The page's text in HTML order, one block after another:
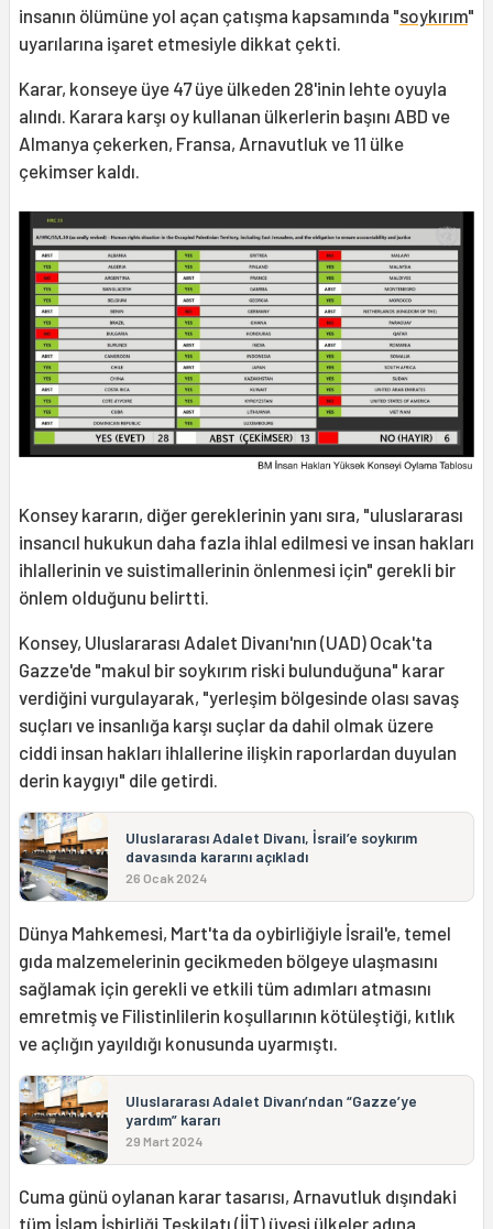
insanın ölümüne yol açan çatışma kapsamında "soykırım"
uyarılarına işaret etmesiyle dikkat çekti.
Karar, konseye üye 47 üye ülkeden 28'inin lehte oyuyla
alındı. Karara karşı oy kullanan ülkerlerin başını ABD ve
Almanya çekerken, Fransa, Arnavutluk ve 11 ülke
çekimser kaldı.
Konsey kararın, diğer gereklerinin yanı sıra, "uluslararası
insancıl hukukun daha fazla ihlal edilmesi ve insan hakları
ihlallerinin ve suistimallerinin önlenmesi için" gerekli bir
önlem olduğunu belirtti.
Konsey, Uluslararası Adalet Divanı'nın (UAD) Ocak'ta
Gazze'de "makul bir soykırım riski bulunduğuna" karar
verdiğini vurgulayarak, "yerleşim bölgesinde olası savaş
suçları ve insanlığa karşı suçlar da dahil olmak üzere
ciddi insan hakları ihlallerine ilişkin raporlardan duyulan
derin kaygıyı" dile getirdi.
Uluslararası Adalet Divanı, İsrail’e soykırım
davasında kararını açıkladı
26 Ocak 2024
Dünya Mahkemesi, Mart'ta da oybirliğiyle İsrail'e, temel
gıda malzemelerinin gecikmeden bölgeye ulaşmasını
sağlamak için gerekli ve etkili tüm adımları atmasını
emretmiş ve Filistinlilerin koşullarının kötüleştiği, kıtlık
ve açlığın yayıldığı konusunda uyarmıştı.
Uluslararası Adalet Divanı’ndan “Gazze’ye
yardım” kararı
29 Mart 2024
Cuma günü oylanan karar tasarısı, Arnavutluk dışındaki
tüm İslam İşbirliği Teşkilatı (İİT) üyesi ülkeler adına